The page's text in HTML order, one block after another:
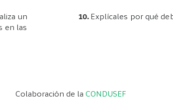
un
en las
10. Explícales por qué
Colaboración de la CONDUSEF